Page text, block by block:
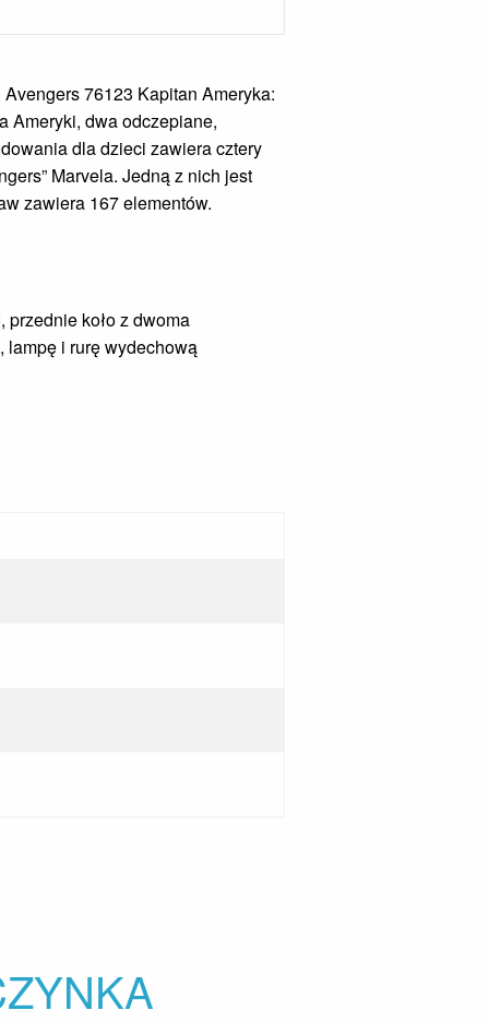
76123 Kapitan Ameryka:
Ameryki, dwa odczepiane,
dla dzieci zawiera cztery
Marvela. Jedną z nich jest
zawiera 167 elementów.
koło z dwoma
lampę i rurę wydechową